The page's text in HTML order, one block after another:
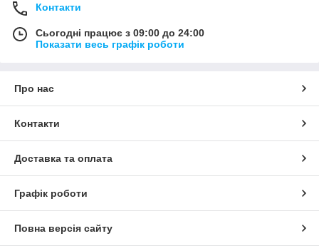
Контакти
Сьогодні працює з 09:00 до 24:00
Показати весь графік роботи
Про нас
Контакти
Доставка та оплата
Графік роботи
Повна версія сайту